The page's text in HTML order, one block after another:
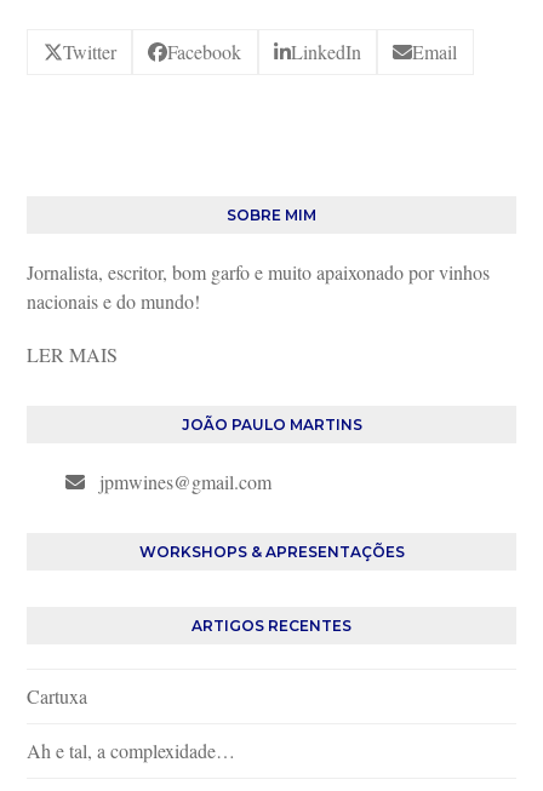
Twitter Facebook LinkedIn Email
SOBRE MIM
Jornalista, escritor, bom garfo e muito apaixonado por vinhos
nacionais e do mundo!
LER MAIS
JOÃO PAULO MARTINS
jpmwines@gmail.com
WORKSHOPS & APRESENTAÇÕES
ARTIGOS RECENTES
Cartuxa
Ah e tal, a complexidade…